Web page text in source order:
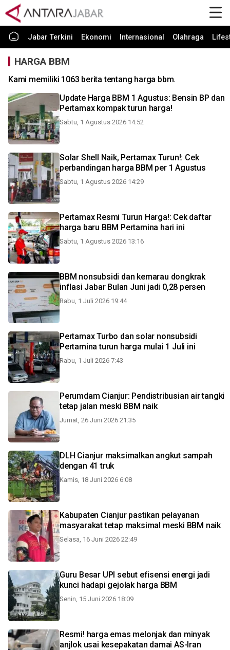
Jabar Terkini Ekonomi Internasional Olahraga
HARGA BBM
Kami memiliki 1063 berita tentang harga bbm.
Update Harga BBM 1 Agustus: Bensin BP dan
Pertamax kompak turun harga!
Sabtu, 1 Agustus 2026 14:52
Solar Shell Naik, Pertamax Turun!: Cek
perbandingan harga BBM per 1 Agustus
Sabtu, 1 Agustus 2026 14:29
Pertamax Resmi Turun Harga!: Cek daftar
harga baru BBM Pertamina hari ini
Sabtu, 1 Agustus 2026 13:16
BBM nonsubsidi dan kemarau dongkrak
inflasi Jabar Bulan Juni jadi 0,28 persen
Rabu, 1 Juli 2026 19:44
Pertamax Turbo dan solar nonsubsidi
Pertamina turun harga mulai 1 Juli ini
Rabu, 1 Juli 2026 7:43
Perumdam Cianjur: Pendistribusian air tangki
tetap jalan meski BBM naik
Jumat, 26 Juni 2026 21:35
DLH Cianjur maksimalkan angkut sampah
dengan 41 truk
Kamis, 18 Juni 2026 6:08
Kabupaten Cianjur pastikan pelayanan
masyarakat tetap maksimal meski BBM naik
Selasa, 16 Juni 2026 22:49
Guru Besar UPI sebut efisensi energi jadi
kunci hadapi gejolak harga BBM
Senin, 15 Juni 2026 18:09
Resmi! harga emas melonjak dan minyak
anjlok usai kesepakatan damai AS-Iran